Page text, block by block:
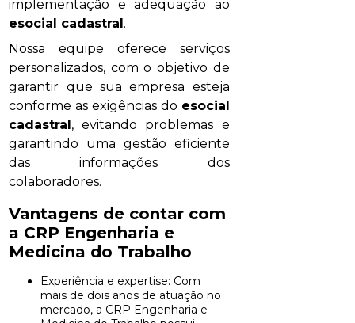
implementação e adequação ao
esocial cadastral .
Nossa equipe oferece serviços
personalizados, com o objetivo de
garantir que sua empresa esteja
conforme as exigências do esocial
cadastral , evitando problemas e
garantindo uma gestão eficiente
das informações dos
colaboradores.
Vantagens de contar com
a CRP Engenharia e
Medicina do Trabalho
Experiência e expertise: Com
mais de dois anos de atuação no
mercado, a CRP Engenharia e